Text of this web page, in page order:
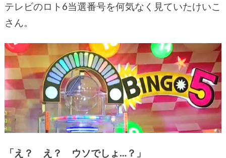
テレビのロト6当選番号を何気なく見ていたけいこ
さん。
「え？ え？ ウソでしょ…？」